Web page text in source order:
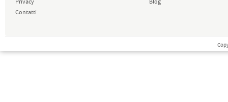
Privacy
Contatti
Blog